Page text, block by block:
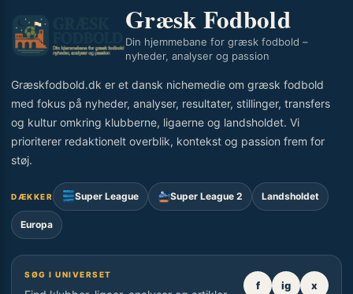
Græsk Fodbold
Din hjemmebane for græsk fodbold –
nyheder, analyser og passion
Græskfodbold.dk er et dansk nichemedie om græsk fodbold
med fokus på nyheder, analyser, resultater, stillinger, transfers
og kultur omkring klubberne, ligaerne og landsholdet. Vi
prioriterer redaktionelt overblik, kontekst og passion frem for
støj.
DÆKKER Super League Super League 2 Landsholdet
Europa
SØG I UNIVERSET
f ig x